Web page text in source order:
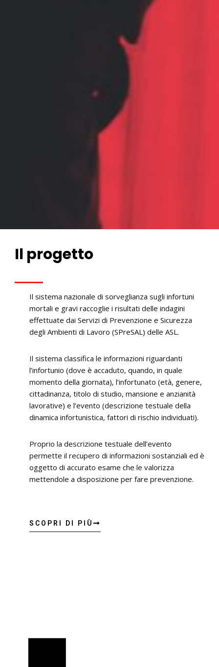
Il progetto
Il sistema nazionale di sorveglianza sugli infortuni
mortali e gravi raccoglie i risultati delle indagini
effettuate dai Servizi di Prevenzione e Sicurezza
degli Ambienti di Lavoro (SPreSAL) delle ASL.
Il sistema classifica le informazioni riguardanti
l’infortunio (dove è accaduto, quando, in quale
momento della giornata), l’infortunato (età, genere,
cittadinanza, titolo di studio, mansione e anzianità
lavorative) e l’evento (descrizione testuale della
dinamica infortunistica, fattori di rischio individuati).
Proprio la descrizione testuale dell’evento
permette il recupero di informazioni sostanziali ed è
oggetto di accurato esame che le valorizza
mettendole a disposizione per fare prevenzione.
SCOPRI DI PIÙ